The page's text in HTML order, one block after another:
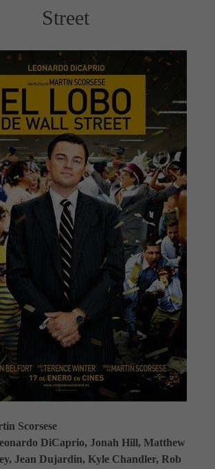
Street
Scorsese
DiCaprio, Jonah Hill, Matthew
Jean Dujardin, Kyle Chandler, Rob